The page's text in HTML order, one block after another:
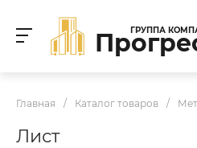
ГРУППА
Главная / Каталог товаров /
Лист